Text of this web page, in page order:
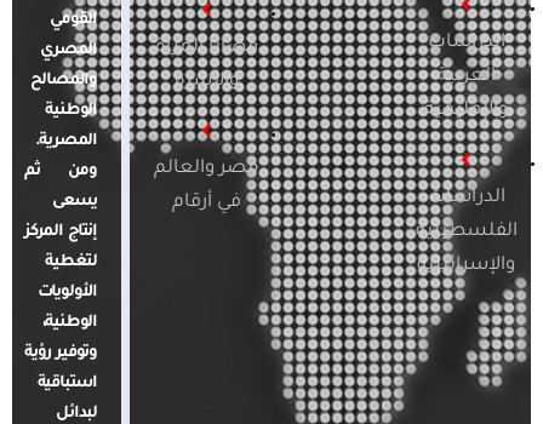
الدراسات
العربية
والإقليمية
الدراسات
الفلسطينية
والإسرائيلية
قضايا المرأة
والأسرة
مصر والعالم
في أرقام
القومي
المصري
والمصالح
الوطنية
المصرية.
ومن ثم
يسعى
إنتاج المركز
لتغطية
الأولويات
الوطنية،
وتوفير رؤية
استباقية
لبدائل